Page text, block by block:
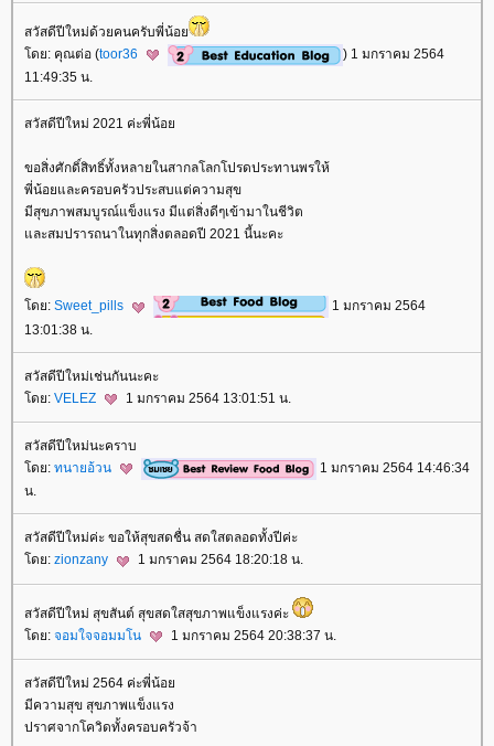
สวัสดีปีใหม่ด้วยคนครับพี่น้อ
ดย: คุณต่อ (toor36
) 1 มกราคม 2564
11:49:35 น.
สวัสดีปีใหม่ 2021 ค่ะพี่น้อ
ขอสิ่งศักดิ์สิทธิ์ทั้งหลายในสากลโลกโปรดประทานพรให้
พี่น้อยและครอบครัวประสบแต่ความสุข
มีสุขภาพสมบูรณ์แข็งแรง มีแต่สิ่งดีๆเข้ามาในชีวิต
ละสมปรารถนาในทุกสิ่งตลอดปี 2021 นี้นะคะ
ดย: Sweet_pills
1 มกราคม 2564
13:01:38 น.
สวัสดีปีใหม่เช่นกันนะคะ
ดย: VELEZ 1 มกราคม 2564 13:01:51 น.
สวัสดีปีใหม่นะคราบ
ดย: ทนายอ้วน
1 มกราคม 2564 14:46:34
น.
สวัสดีปีใหม่ค่ะ ขอให้สุขสดชื่น สดใสตลอดทั้งปีค่ะ
ดย: zionzany 1 มกราคม 2564 18:20:18 น.
สวัสดีปีใหม่ สุขสันต์ สุขสดใสสุขภาพแข็งแรงค่ะ
ดย: จอมใจจอมมโน 1 มกราคม 2564 20:38:37 น.
สวัสดีปีใหม่ 2564 ค่ะพี่น้อ
มีความสุข สุขภาพแข็งแรง
ปราศจากโควิดทั้งครอบครัวจ้า